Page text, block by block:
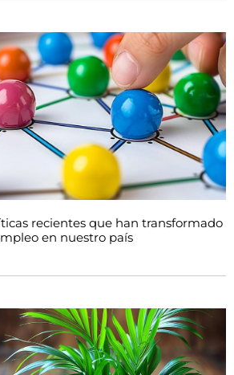
recientes que han transformado
en nuestro país